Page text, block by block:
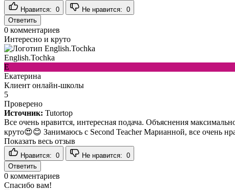
Нравится: 0 Не нравится: 0
Ответить
0 комментариев
Интересно и круто
English.Tochka
Е
Екатерина
Клиент онлайн-школы
5
Проверено
Источник: Tutortop
Все очень нравится, интересная подача. Объяснения
круто😍😊 Занимаюсь с Second Teacher Марианной, все очень
Показать весь отзыв
Нравится: 0 Не нравится: 0
Ответить
0 комментариев
Спасибо вам!